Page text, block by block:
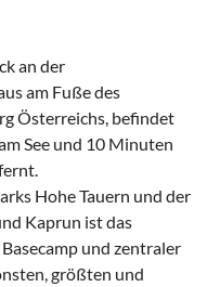
an der
am Fuße des
Österreichs, befindet
See und 10 Minuten
Hohe Tauern und der
Kaprun ist das
und zentraler
größten und